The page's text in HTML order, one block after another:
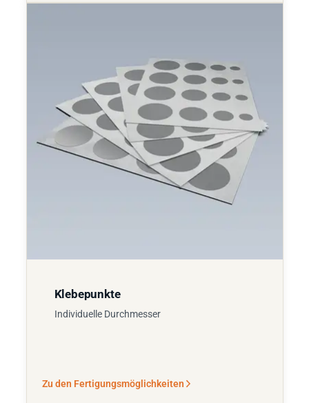
Klebepunkte
Individuelle Durchmesser
Zu den Fertigungsmöglichkeiten